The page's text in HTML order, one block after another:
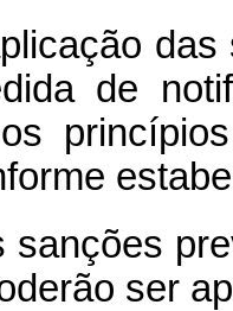
das
de
sanções
ser